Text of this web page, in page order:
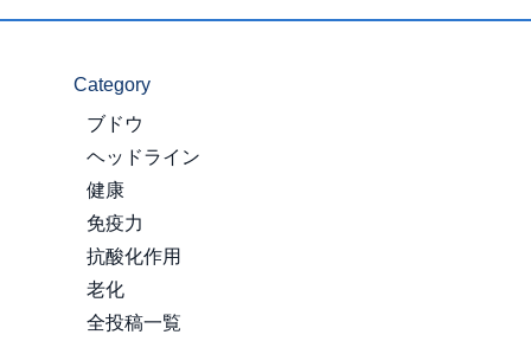
Category
ブドウ
ヘッドライン
健康
免疫力
抗酸化作用
老化
全投稿一覧